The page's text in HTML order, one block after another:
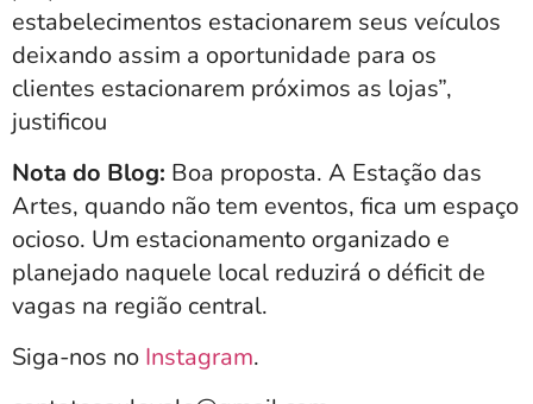
estabelecimentos estacionarem seus veículos
deixando assim a oportunidade para os
clientes estacionarem próximos as lojas”,
justificou
Nota do Blog: Boa proposta. A Estação das
Artes, quando não tem eventos, fica um espaço
ocioso. Um estacionamento organizado e
planejado naquele local reduzirá o déficit de
vagas na região central.
Siga-nos no Instagram.